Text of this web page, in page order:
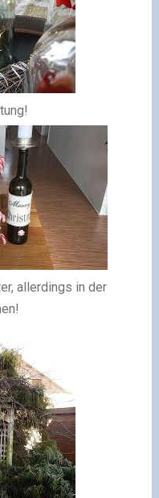
allerdings in der